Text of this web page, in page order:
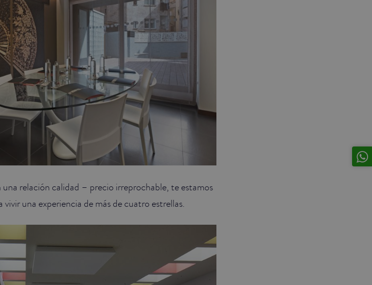
relación calidad – precio irreprochable, te estamos
una experiencia de más de cuatro estrellas.